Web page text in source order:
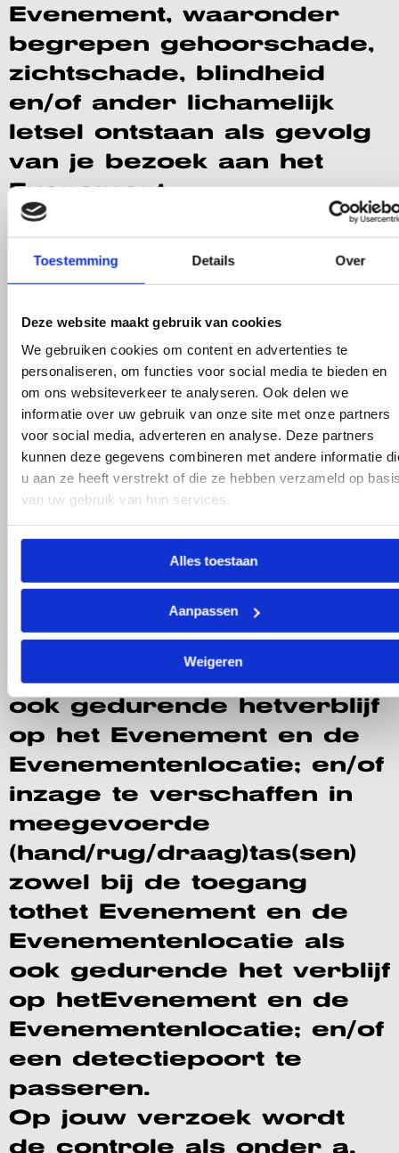
Toestemming Details Over
Deze website maakt gebruik van cookies
We gebruiken cookies om content en advertenties te
personaliseren, om functies voor social media te bieden en
om ons websiteverkeer te analyseren. Ook delen we
informatie over uw gebruik van onze site met onze partners
voor social media, adverteren en analyse. Deze partners
kunnen deze gegevens combineren met andere informatie
u aan ze heeft verstrekt of die ze hebben verzameld op
van uw gebruik van hun services.
Alles toestaan
Aanpassen
Weigeren
Evenement, waaronder
begrepen gehoorschade,
zichtschade, blindheid
en/of ander lichamelijk
letsel ontstaan als gevolg
van je bezoek aan het
Evenement.
Veiligheid en gedrag
1.13 In het kader van de
Evenementenlocatie ben
je verplicht op eerste
verzoek aaneen
Medewerker, politie of
ander bevoegd
gezag:volledige
medewerking te verlenen
aan onderzoek aan
bij de toegang tot het
Evenement en de
Evenementenlocatie als
ook gedurende hetverblijf
op het Evenement en de
Evenementenlocatie; en/of
inzage te verschaffen in
meegevoerde
(hand/rug/draag)tas(sen)
zowel bij de toegang
tothet Evenement en de
Evenementenlocatie als
ook gedurende het verblijf
op hetEvenement en de
Evenementenlocatie; en/of
een detectiepoort te
passeren.
Op jouw verzoek wordt
de controle als onder a.